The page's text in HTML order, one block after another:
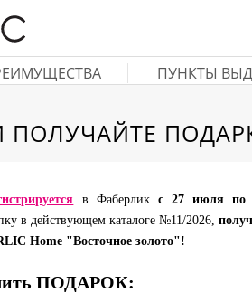
ПУНКТЫ
ПОЛУЧАЙТЕ
в Фаберлик с 27 июля по
в действующем каталоге №11/2026,
Home "Восточное золото"!
ПОДАРОК: